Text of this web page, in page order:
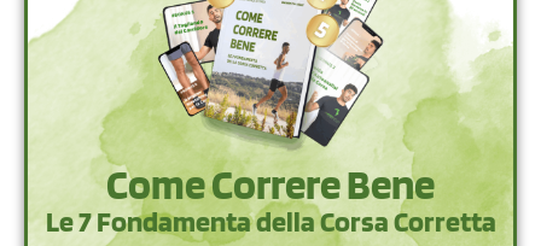
Come Correre Bene
Le 7 Fondamenta della Corsa Corretta